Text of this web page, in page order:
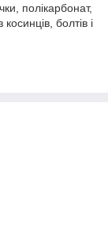
полікарбонат,
болтів і